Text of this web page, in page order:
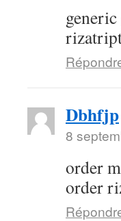
Dbhfjp
8
order
order